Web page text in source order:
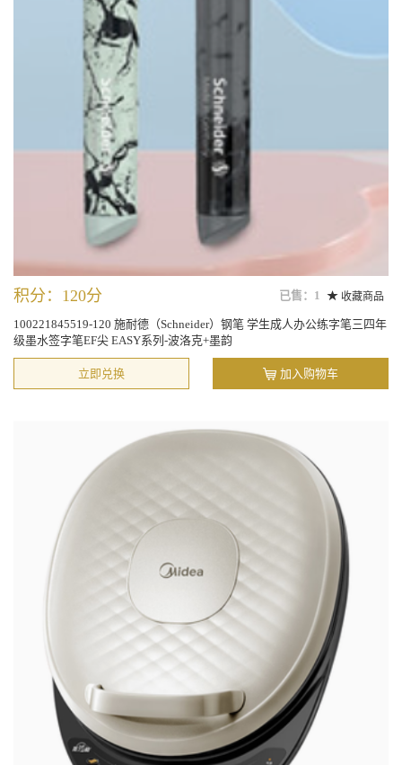
已售：1 收藏商品
积分：120分
100221845519-120 施耐德（Schneider）钢笔 学生成人办公练字笔三四年
级墨水签字笔EF尖 EASY系列-波洛克+墨韵
立即兑换 加入购物车